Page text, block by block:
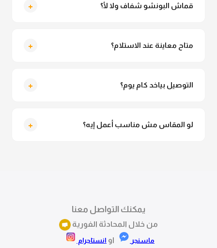
قماش البونشو شفاف ولا لأ؟ +
متاح معاينة عند الاستلام؟ +
التوصيل بياخد كام يوم؟ +
لو المقاس مش مناسب أعمل إيه؟ +
يمكنك التواصل معنا
من خلال المحادثة الفورية
ماسنجر او انستاجرام